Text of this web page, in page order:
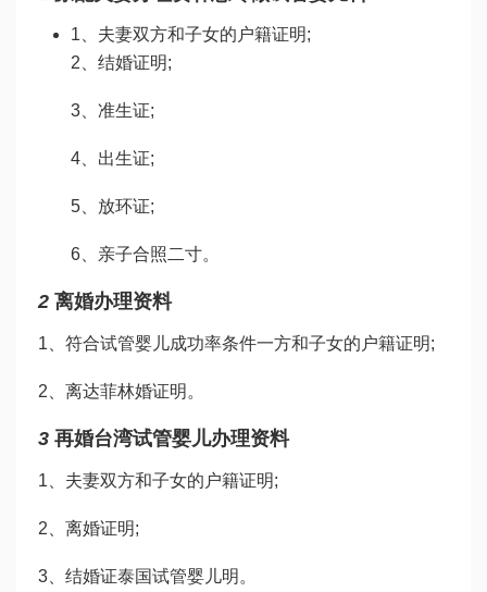
1、夫妻双方和子女的户籍证明;
2、结婚证明;
3、准生证;
4、出生证;
5、放环证;
6、亲子合照二寸。
2 离婚办理资料
1、符合试管婴儿成功率条件一方和子女的户籍证明;
2、离达菲林婚证明。
3 再婚台湾试管婴儿办理资料
1、夫妻双方和子女的户籍证明;
2、离婚证明;
3、结婚证泰国试管婴儿明。